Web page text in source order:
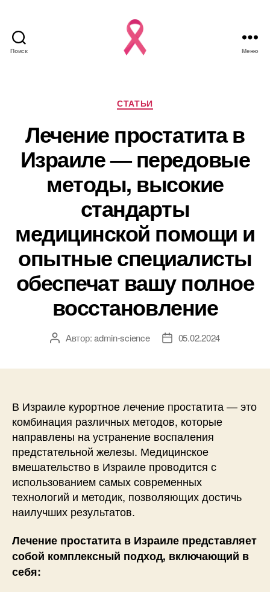
Поиск Меню
Рубрики
СТАТЬИ
Лечение простатита в
Израиле — передовые
методы, высокие
стандарты
медицинской помощи и
опытные специалисты
обеспечат вашу полное
восстановление
АвторАвтор:admin-science
Дата05.02.2024
В Израиле курортное лечение простатита — это
комбинация различных методов, которые
направлены на устранение воспаления
предстательной железы. Медицинское
вмешательство в Израиле проводится с
использованием самых современных
технологий и методик, позволяющих достичь
наилучших результатов.
Лечение простатита в Израиле представляет
собой комплексный подход, включающий в
себя: